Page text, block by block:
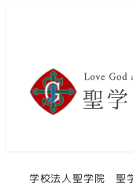
学校法人聖学院 聖